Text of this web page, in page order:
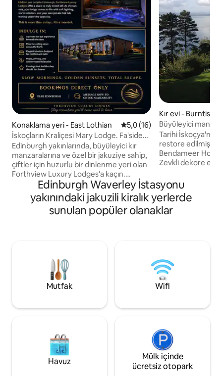
Konaklama yeri - East Lothian 5 üzerinden ortalama 5,0
5,0 (16)
İskoçların Kraliçesi Mary Lodge. Fa'side
kalesinin yanında
Edinburgh yakınlarında, büyüleyici kır
manzaralarına ve özel bir jakuziye sahip,
çiftler için huzurlu bir dinlenme yeri olan
Forthview Luxury Lodges'a kaçın.
İskoçya'da romantik kaçamaklar,
yıldönümleri ve rahatlatıcı hafta sonu
tatilleri için mükemmel. Güzel East
Lothian'da yer alan 2 misafirlik lüks
yakınında unutulmaz gün batımlarının,
rahat iç mekanların ve mükemmel kırsal
kaçamağın keyfini çıkarın.
Kır evi -
Büyüleyici
Tarihi İskoçya'nın
restore edilmiş
Bendameer
Zevkli dekore
bahçeler ve açık
salıncaklar,
Edinburgh'a
- konaklamanızın
Edinburgh Waverley İstasyonu
yakınındaki jakuzili kiralık yerlerde
sunulan popüler olanaklar
Mutfak Wifi
Havuz
Mülk içinde
ücretsiz otopark